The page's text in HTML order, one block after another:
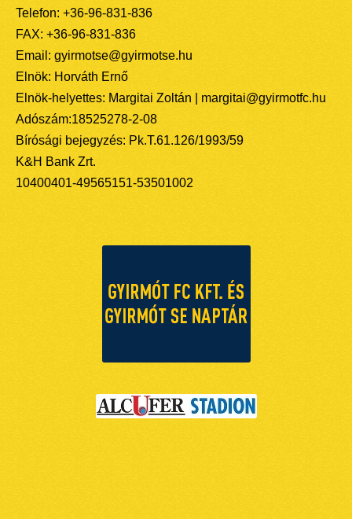
Telefon: +36-96-831-836
FAX: +36-96-831-836
Email: gyirmotse@gyirmotse.hu
Elnök: Horváth Ernő
Elnök-helyettes: Margitai Zoltán | margitai@gyirmotfc.hu
Adószám:18525278-2-08
Bírósági bejegyzés: Pk.T.61.126/1993/59
K&H Bank Zrt.
10400401-49565151-53501002